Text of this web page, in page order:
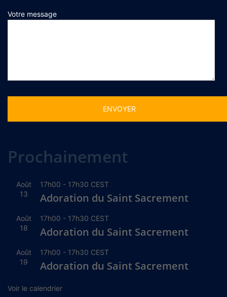
Votre message
Prochainement
Août
13
17h00 - 17h30 CEST
Adoration du Saint Sacrement
Août
18
17h00 - 17h30 CEST
Adoration du Saint Sacrement
Août
19
17h00 - 17h30 CEST
Adoration du Saint Sacrement
Voir le calendrier